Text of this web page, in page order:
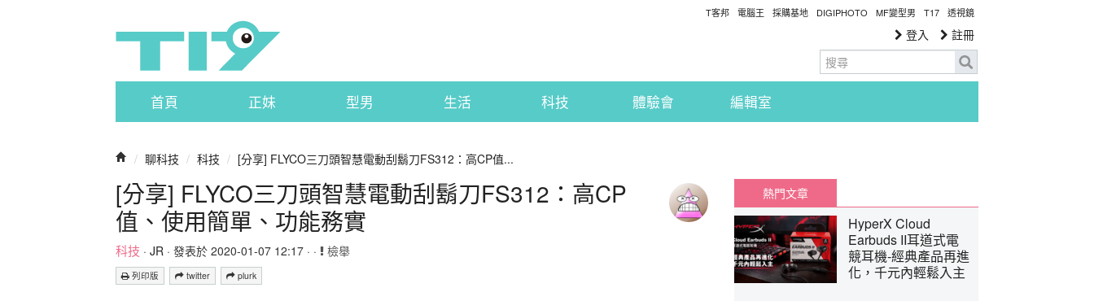
T客邦 電腦王 採購基地 DIGIPHOTO MF變型男 T17 透視鏡
登入 註冊
首頁 正妹 型男 生活 科技 體驗會 編輯室
/ 聊科技 / 科技 / [分享] FLYCO三刀頭智慧電動刮鬍刀FS312：高CP值...
[分享] FLYCO三刀頭智慧電動刮鬍刀FS312：高CP
值、使用簡單、功能務實
科技 · JR · 發表於 2020-01-07 12:17 · · 檢舉
列印版 twitter plurk
熱門文章
HyperX Cloud
Earbuds II耳道式電
競耳機-經典產品再進
化，千元內輕鬆入主